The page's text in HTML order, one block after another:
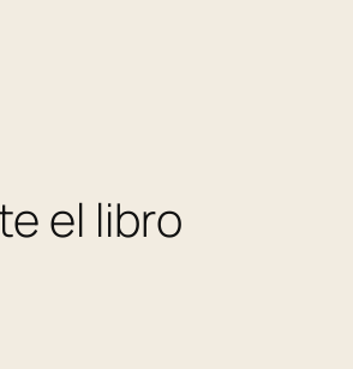
el libro